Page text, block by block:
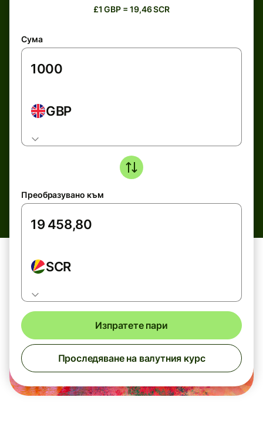
£1 GBP = 19,46 SCR
Сума
GBP
Преобразувано към
SCR
Изпратете пари
Проследяване на валутния курс